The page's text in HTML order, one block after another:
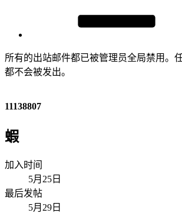
所有的出站邮件都已被管理员全局禁用。
都不会被发出。
11138807
蝦
加入时间
5月25日
最后发帖
5月29日